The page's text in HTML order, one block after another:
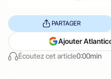
Écoutez cet article0:00min
PARTAGER
Ajouter